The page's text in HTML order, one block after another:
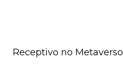
Receptivo no Metaverso